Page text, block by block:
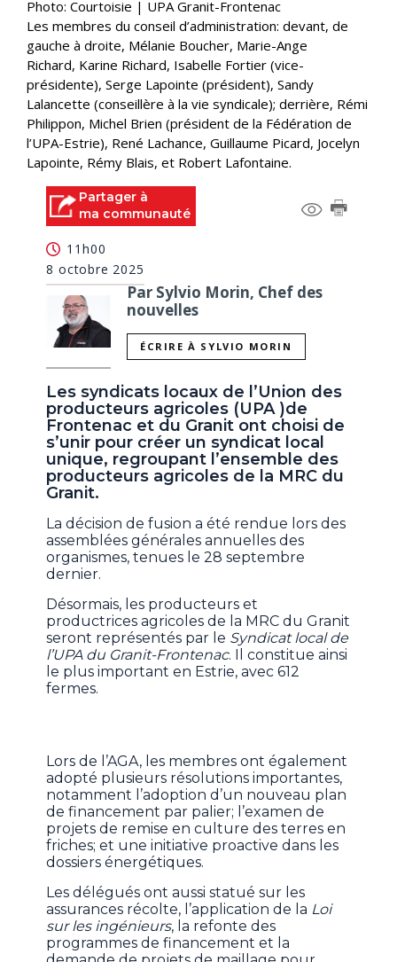
Photo: Courtoisie | UPA Granit-Frontenac
Les membres du conseil d’administration: devant, de
gauche à droite, Mélanie Boucher, Marie-Ange
Richard, Karine Richard, Isabelle Fortier (vice-
présidente), Serge Lapointe (président), Sandy
Lalancette (conseillère à la vie syndicale); derrière, Rémi
Philippon, Michel Brien (président de la Fédération de
l’UPA-Estrie), René Lachance, Guillaume Picard, Jocelyn
Lapointe, Rémy Blais, et Robert Lafontaine.
Partager à
ma communauté
11h00
8 octobre 2025
Par Sylvio Morin, Chef des
nouvelles
ÉCRIRE À SYLVIO MORIN
Les syndicats locaux de l’Union des
producteurs agricoles (UPA )de
Frontenac et du Granit ont choisi de
s’unir pour créer un syndicat local
unique, regroupant l’ensemble des
producteurs agricoles de la MRC du
Granit.
La décision de fusion a été rendue lors des
assemblées générales annuelles des
organismes, tenues le 28 septembre
dernier.
Désormais, les producteurs et
productrices agricoles de la MRC du Granit
seront représentés par le Syndicat local de
l’UPA du Granit-Frontenac. Il constitue ainsi
le plus important en Estrie, avec 612
fermes.
Lors de l’AGA, les membres ont également
adopté plusieurs résolutions importantes,
notamment l’adoption d’un nouveau plan
de financement par palier; l’examen de
projets de remise en culture des terres en
friches; et une initiative proactive dans les
dossiers énergétiques.
Les délégués ont aussi statué sur les
assurances récolte, l’application de la Loi
sur les ingénieurs, la refonte des
programmes de financement et la